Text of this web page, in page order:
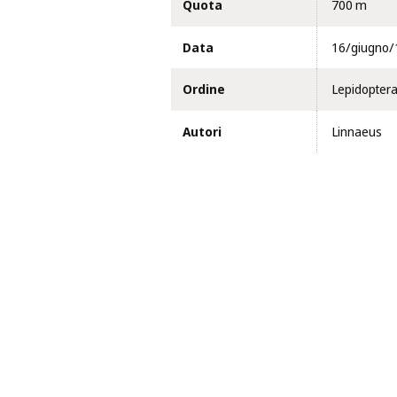
Quota 700 m
Data 16/giugno/
Ordine Lepidoptera
Autori Linnaeus